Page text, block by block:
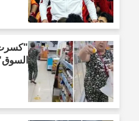
"كسرت
السوق"